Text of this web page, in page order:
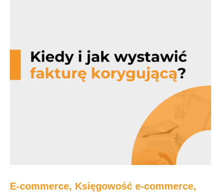
E-commerce, Księgowość e-commerce,